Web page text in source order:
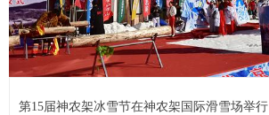
第15届神农架冰雪节在神农架国际滑雪场举行